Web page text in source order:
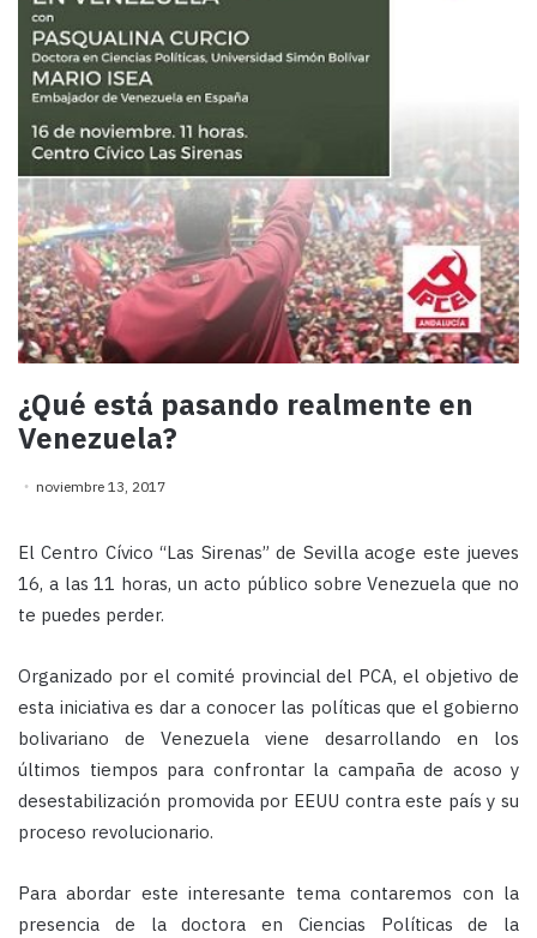
¿Qué está pasando realmente en
Venezuela?
noviembre 13, 2017
El Centro Cívico “Las Sirenas” de Sevilla acoge este jueves
16, a las 11 horas, un acto público sobre Venezuela que no
te puedes perder.
Organizado por el comité provincial del PCA, el objetivo de
esta iniciativa es dar a conocer las políticas que el gobierno
bolivariano de Venezuela viene desarrollando en los
últimos tiempos para confrontar la campaña de acoso y
desestabilización promovida por EEUU contra este país y su
proceso revolucionario.
Para abordar este interesante tema contaremos con la
presencia de la doctora en Ciencias Políticas de la